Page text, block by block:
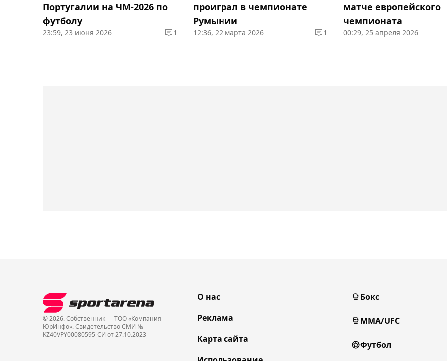
Португалии на ЧМ-2026 по
футболу
23:59, 23 июня 2026 1
проиграл в чемпионате
Румынии
12:36, 22 марта 2026 1
матче европейского
чемпионата
00:29, 25 апреля 2026
© 2026. Собственник — ТОО «Компания
ЮрИнфо». Cвидетельство СМИ №
KZ40VPY00080595-СИ от 27.10.2023
О нас
Реклама
Карта сайта
Бокс
MMA/UFC
Футбол